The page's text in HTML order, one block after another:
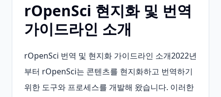
rOpenSci 현지화 및 번역
가이드라인 소개
rOpenSci 번역 및 현지화 가이드라인 소개2022년
부터 rOpenSci는 콘텐츠를 현지화하고 번역하기
위한 도구와 프로세스를 개발해 왔습니다. 이러한